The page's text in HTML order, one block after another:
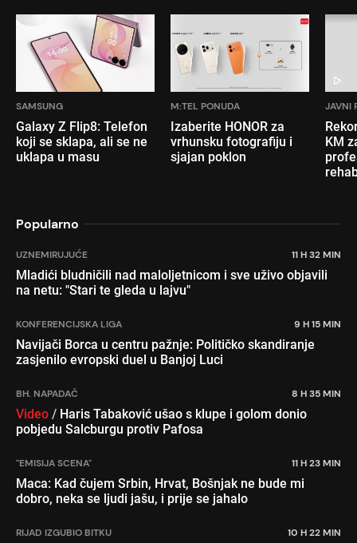
SAMSUNG
Galaxy Z Flip8: Telefon
koji se sklapa, ali se ne
uklapa u masu
M:TEL PONUDA
Izaberite HONOR za
vrhunsku fotografiju i
sjajan poklon
JAVNI
KM
Popularno
UZNEMIRUJUĆE 11 H 32 MIN
Mladići bludničili nad maloljetnicom i sve uživo objavili
na netu: "Stari te gleda u lajvu"
KONFERENCIJSKA LIGA 9 H 15 MIN
Navijači Borca u centru pažnje: Političko skandiranje
zasjenilo evropski duel u Banjoj Luci
BH. NAPADAČ 8 H 35 MIN
Video / Haris Tabaković ušao s klupe i golom donio
pobjedu Salcburgu protiv Pafosa
"EMISIJA SCENA" 11 H 23 MIN
Maca: Kad čujem Srbin, Hrvat, Bošnjak ne bude mi
dobro, neka se ljudi jašu, i prije se jahalo
RIJAD IZGUBIO BITKU 10 H 22 MIN